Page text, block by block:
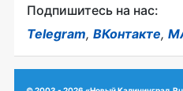
Подпишитесь на нас:
Telegram, ВКонтакте,